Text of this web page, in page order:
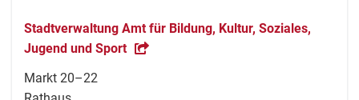
Stadtverwaltung Amt für Bildung, Kultur, Soziales,
Jugend und Sport
Markt 20–22